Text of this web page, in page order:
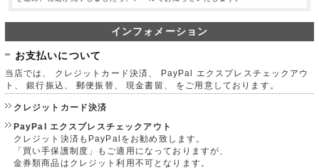
インフォメーション
お支払いについて
当店では、 クレジットカード決済、 PayPal エクスプレスチェックアウ
ト、 銀行振込、 郵便振替、 現金書留、 をご用意しております。
クレジットカード決済
PayPal エクスプレスチェックアウト
クレジット決済もPayPalをお勧め致します。
「買い手保護制度」もご適用になっておりますが、
金券類商品はクレジット利用不可となります。